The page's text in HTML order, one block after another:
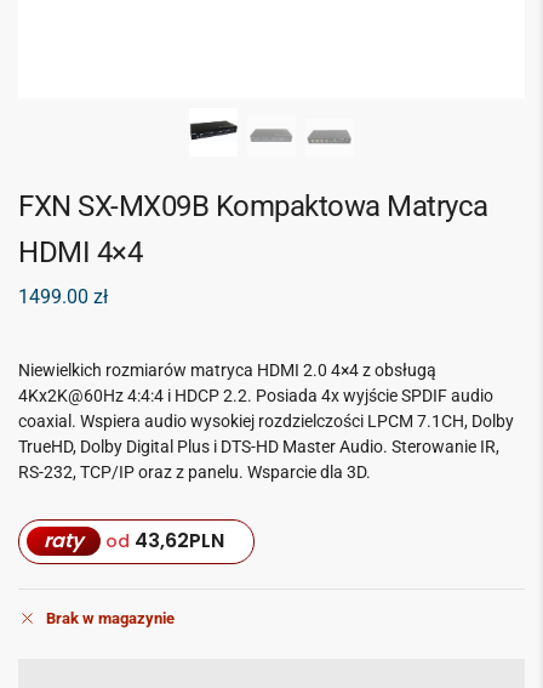
FXN SX-MX09B Kompaktowa Matryca
HDMI 4×4
1499.00 zł
Niewielkich rozmiarów matryca HDMI 2.0 4×4 z obsługą
4Kx2K@60Hz 4:4:4 i HDCP 2.2. Posiada 4x wyjście SPDIF audio
coaxial. Wspiera audio wysokiej rozdzielczości LPCM 7.1CH, Dolby
TrueHD, Dolby Digital Plus i DTS-HD Master Audio. Sterowanie IR,
RS-232, TCP/IP oraz z panelu. Wsparcie dla 3D.
raty od 43,62PLN
Brak w magazynie